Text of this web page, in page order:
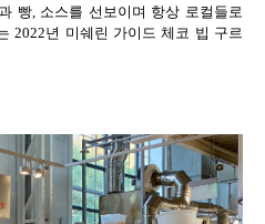
빵, 소스를 선보이며 항상 로컬들로
2022년 미쉐린 가이드 체코 빕 구르